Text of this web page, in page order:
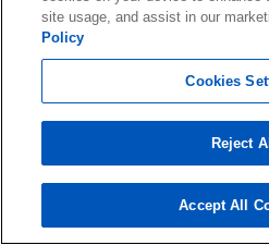
Bei weiteren Fragen:
Kontakt Ontrack Schweiz
site usage, and assist in our
Policy
Cookies
Reject All
Accept All